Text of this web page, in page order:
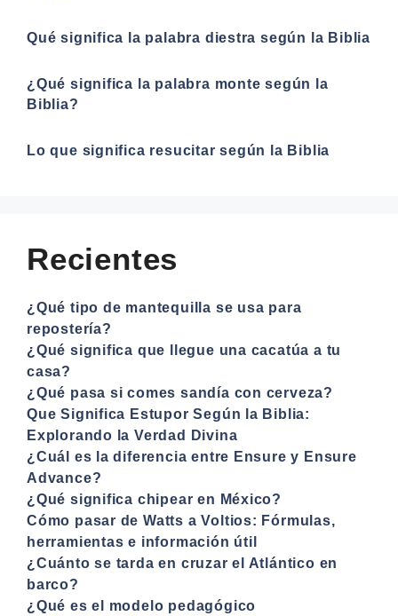
Qué significa la palabra diestra según la Biblia
¿Qué significa la palabra monte según la
Biblia?
Lo que significa resucitar según la Biblia
Recientes
¿Qué tipo de mantequilla se usa para
repostería?
¿Qué significa que llegue una cacatúa a tu
casa?
¿Qué pasa si comes sandía con cerveza?
Que Significa Estupor Según la Biblia:
Explorando la Verdad Divina
¿Cuál es la diferencia entre Ensure y Ensure
Advance?
¿Qué significa chipear en México?
Cómo pasar de Watts a Voltios: Fórmulas,
herramientas e información útil
¿Cuánto se tarda en cruzar el Atlántico en
barco?
¿Qué es el modelo pedagógico